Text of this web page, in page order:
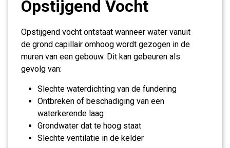
Opstijgend Vocht
Opstijgend vocht ontstaat wanneer water vanuit
de grond capillair omhoog wordt gezogen in de
muren van een gebouw. Dit kan gebeuren als
gevolg van:
Slechte waterdichting van de fundering
Ontbreken of beschadiging van een
waterkerende laag
Grondwater dat te hoog staat
Slechte ventilatie in de kelder